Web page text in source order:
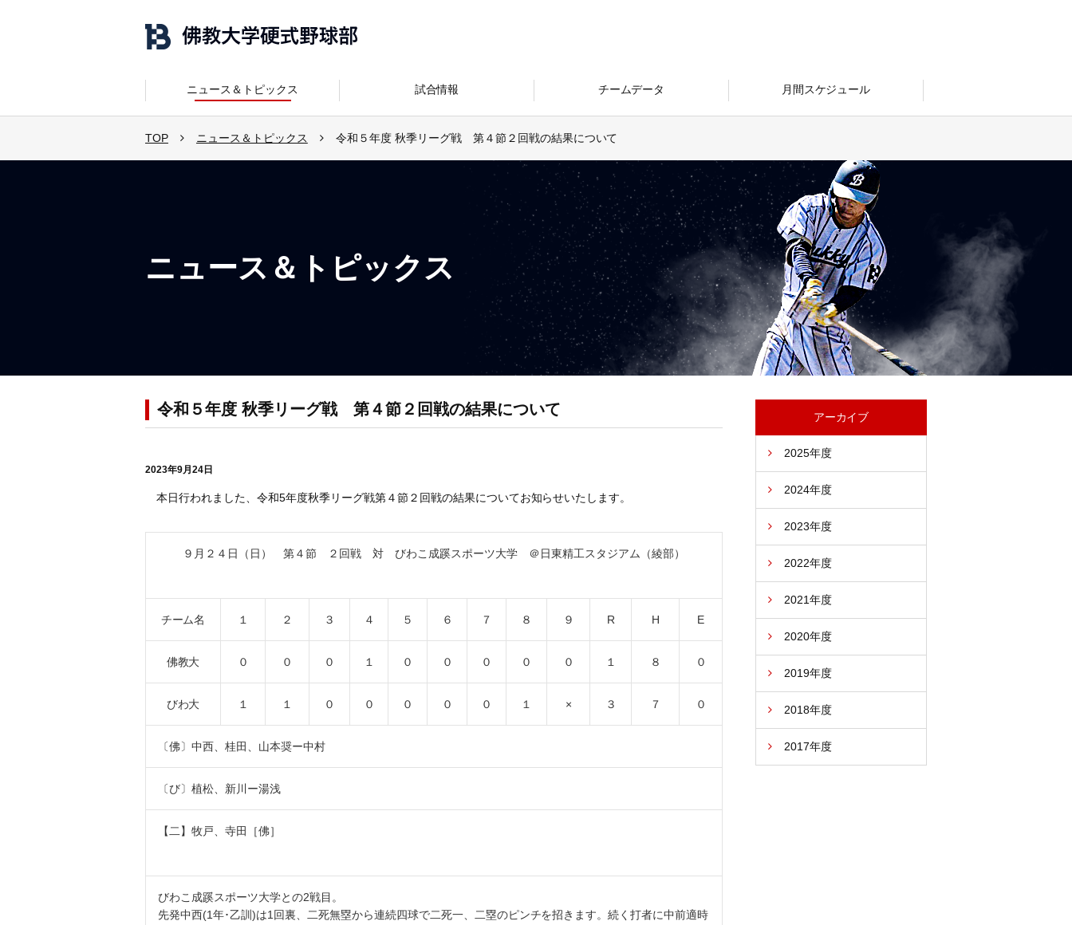
ニュース＆トピックス 試合情報 チームデータ 月間スケジュール
TOP ニュース＆トピックス 令和５年度 秋季リーグ戦 第４節２回戦の結果について
ニュース＆トピックス
令和５年度 秋季リーグ戦 第４節２回戦の結果について
2023年9月24日
本日行われました、令和5年度秋季リーグ戦第４節２回戦の結果についてお知らせいたします。
９月２４日（日） 第４節 ２回戦 対 びわこ成蹊スポーツ大学 ＠日東精工スタジアム（綾部）
チーム名 １ ２ ３ ４ ５ ６ ７ ８ ９ R H E
佛教大 ０ ０ ０ １ ０ ０ ０ ０ ０ １ ８ ０
びわ大 １ １ ０ ０ ０ ０ ０ １ × ３ ７ ０
〔佛〕中西、桂田、山本奨ー中村
〔び〕植松、新川ー湯浅
【二】牧戸、寺田［佛］
びわこ成蹊スポーツ大学との2戦目。
先発中西(1年･乙訓)は1回裏、
二死無塁から連続四球で二死一、二塁のピンチを招きます。続く打者に中前適時
アーカイブ
2025年度
2024年度
2023年度
2022年度
2021年度
2020年度
2019年度
2018年度
2017年度